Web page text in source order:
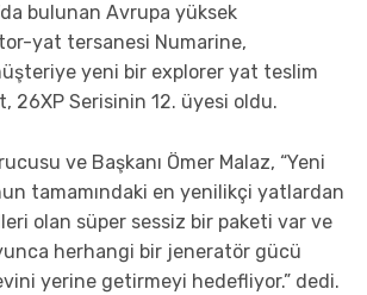
bulunan Avrupa yüksek
yat tersanesi Numarine,
yeni bir explorer yat teslim
26XP Serisinin 12. üyesi oldu.
ve Başkanı Ömer Malaz, “Yeni
tamamındaki en yenilikçi yatlardan
olan süper sessiz bir paketi var ve
herhangi bir jeneratör gücü
yerine getirmeyi hedefliyor.” dedi.